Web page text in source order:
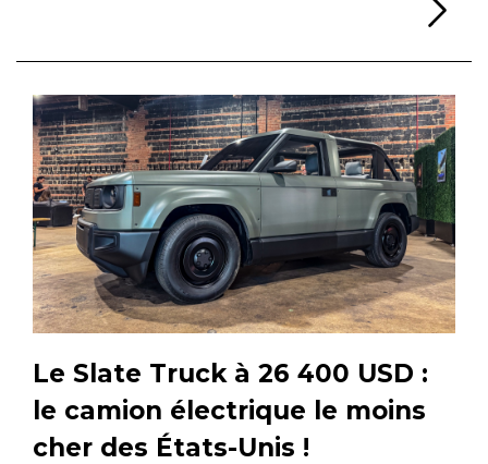
Le Slate Truck à 26 400 USD :
le camion électrique le moins
cher des États-Unis !